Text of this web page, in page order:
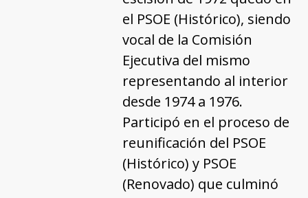
el PSOE (Histórico), siendo
vocal de la Comisión
Ejecutiva del mismo
representando al interior
desde 1974 a 1976.
Participó en el proceso de
reunificación del PSOE
(Histórico) y PSOE
(Renovado) que culminó